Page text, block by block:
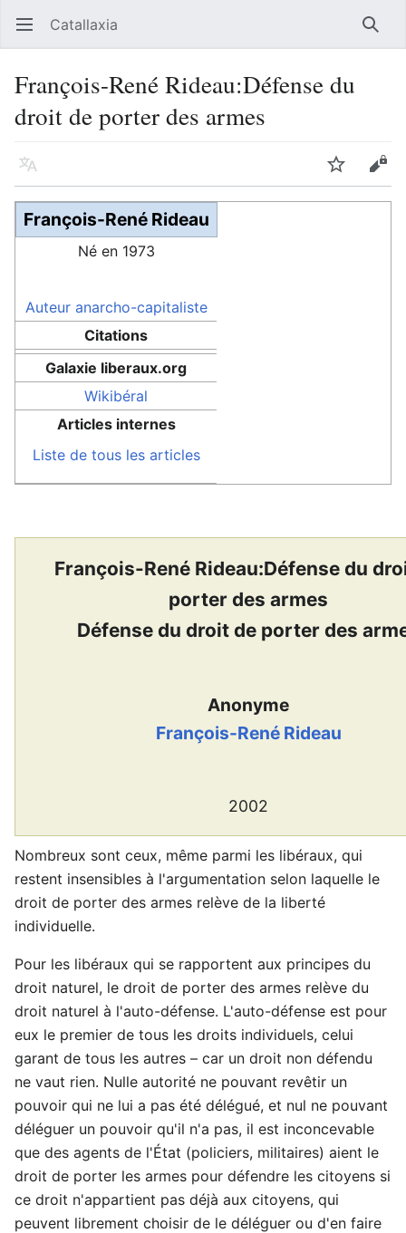
Ouvrir le menu principal Catallaxia
François-René Rideau:Défense du
droit de porter des armes
Langue Suivre
François-René Rideau
Né en 1973
Auteur anarcho-capitaliste
Citations
Galaxie liberaux.org
Wikibéral
Articles internes
Liste de tous les articles
François-René Rideau:Défense du
porter des armes
Défense du droit de porter des
Anonyme
François-René Rideau
2002
Nombreux sont ceux, même parmi les libéraux, qui
restent insensibles à l'argumentation selon laquelle le
droit de porter des armes relève de la liberté
individuelle.
Pour les libéraux qui se rapportent aux principes du
droit naturel, le droit de porter des armes relève du
droit naturel à l'auto-défense. L'auto-défense est pour
eux le premier de tous les droits individuels, celui
garant de tous les autres – car un droit non défendu
ne vaut rien. Nulle autorité ne pouvant revêtir un
pouvoir qui ne lui a pas été délégué, et nul ne pouvant
déléguer un pouvoir qu'il n'a pas, il est inconcevable
que des agents de l'État (policiers, militaires) aient le
droit de porter les armes pour défendre les citoyens si
ce droit n'appartient pas déjà aux citoyens, qui
peuvent librement choisir de le déléguer ou d'en faire